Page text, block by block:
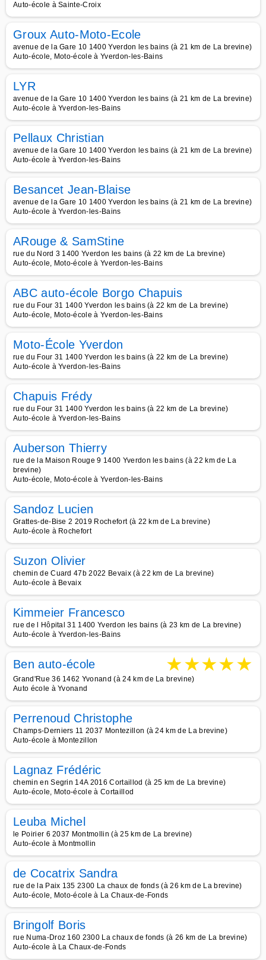
Auto-école à Sainte-Croix
Groux Auto-Moto-Ecole
avenue de la Gare 10 1400 Yverdon les bains (à 21 km de La brevine)
Auto-école, Moto-école à Yverdon-les-Bains
LYR
avenue de la Gare 10 1400 Yverdon les bains (à 21 km de La brevine)
Auto-école à Yverdon-les-Bains
Pellaux Christian
avenue de la Gare 10 1400 Yverdon les bains (à 21 km de La brevine)
Auto-école à Yverdon-les-Bains
Besancet Jean-Blaise
avenue de la Gare 10 1400 Yverdon les bains (à 21 km de La brevine)
Auto-école à Yverdon-les-Bains
ARouge & SamStine
rue du Nord 3 1400 Yverdon les bains (à 22 km de La brevine)
Auto-école, Moto-école à Yverdon-les-Bains
ABC auto-école Borgo Chapuis
rue du Four 31 1400 Yverdon les bains (à 22 km de La brevine)
Auto-école, Moto-école à Yverdon-les-Bains
Moto-École Yverdon
rue du Four 31 1400 Yverdon les bains (à 22 km de La brevine)
Auto-école à Yverdon-les-Bains
Chapuis Frédy
rue du Four 31 1400 Yverdon les bains (à 22 km de La brevine)
Auto-école à Yverdon-les-Bains
Auberson Thierry
rue de la Maison Rouge 9 1400 Yverdon les bains (à 22 km de La
brevine)
Auto-école, Moto-école à Yverdon-les-Bains
Sandoz Lucien
Grattes-de-Bise 2 2019 Rochefort (à 22 km de La brevine)
Auto-école à Rochefort
Suzon Olivier
chemin de Cuard 47b 2022 Bevaix (à 22 km de La brevine)
Auto-école à Bevaix
Kimmeier Francesco
rue de l Hôpital 31 1400 Yverdon les bains (à 23 km de La brevine)
Auto-école à Yverdon-les-Bains
Ben auto-école ★★★★★
Grand'Rue 36 1462 Yvonand (à 24 km de La brevine)
Auto école à Yvonand
Perrenoud Christophe
Champs-Derniers 11 2037 Montezillon (à 24 km de La brevine)
Auto-école à Montezillon
Lagnaz Frédéric
chemin en Segrin 14A 2016 Cortaillod (à 25 km de La brevine)
Auto-école, Moto-école à Cortaillod
Leuba Michel
le Poirier 6 2037 Montmollin (à 25 km de La brevine)
Auto-école à Montmollin
de Cocatrix Sandra
rue de la Paix 135 2300 La chaux de fonds (à 26 km de La brevine)
Auto-école, Moto-école à La Chaux-de-Fonds
Bringolf Boris
rue Numa-Droz 160 2300 La chaux de fonds (à 26 km de La brevine)
Auto-école à La Chaux-de-Fonds